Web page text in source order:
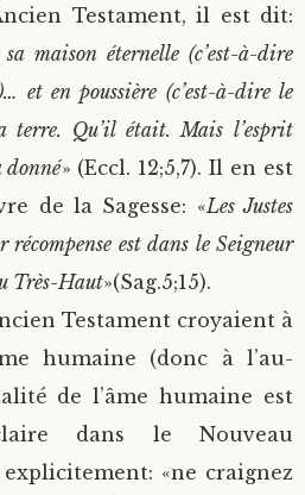
Testament, il est dit:
maison éternelle (c’est-à-dire
et en poussière (c’est-à-dire le
terre. Qu’il était. Mais l’esprit
donné» (Eccl. 12;5,7). Il en est
de la Sagesse: «Les Justes
est dans le Seigneur
Très-Haut»(Sag.5;15).
Testament croyaient à
humaine (donc à l’au-
de l’âme humaine est
dans le Nouveau
«ne craignez